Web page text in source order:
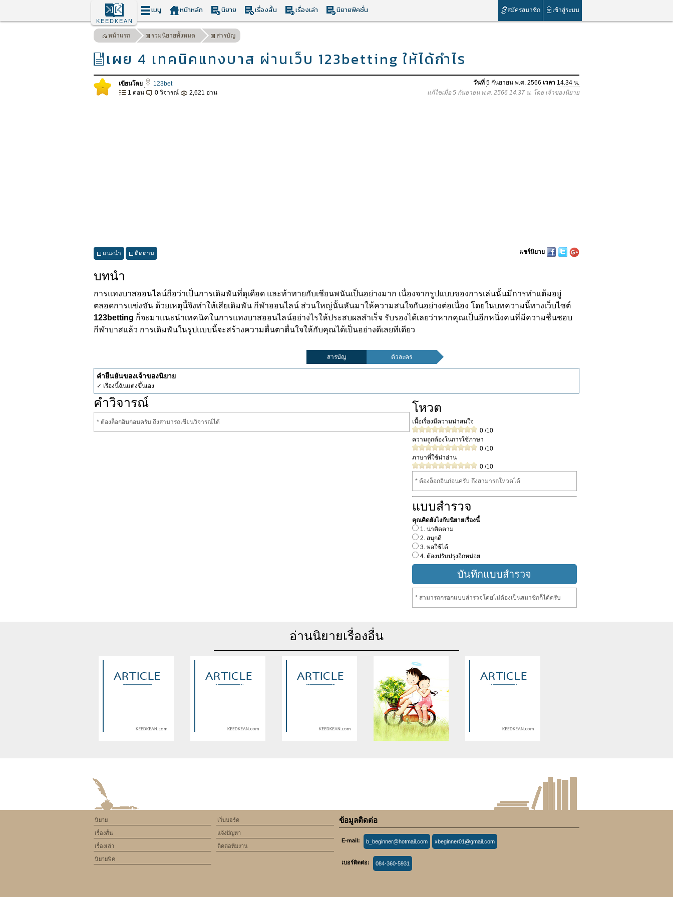
KEEDKEAN
เมนู หน้าหลัก นิยาย เรื่องสั้น เรื่องเล่า นิยายฟิคชั่น สมัครสมาชิก เข้าสู่ระบบ
หน้าแรก รวมนิยายทั้งหมด สารบัญ
เผย 4 เทคนิคแทงบาส ผ่านเว็บ 123betting ให้ได้กำไร
- เขียนโดย 123bet วันที่ 5 กันยายน พ.ศ. 2566 เวลา 14.34 น.
1 ตอน
0 วิจารณ์ 2,621 อ่าน แก้ไขเมื่อ 5 กันยายน พ.ศ. 2566 14.37 น. โดย เจ้าของนิยาย
แนะนำ ติดตาม แชร์นิยาย
บทนำ
การแทงบาสออนไลน์ถือว่าเป็นการเดิมพันที่ดุเดือด และท้าทายกับเซียนพนันเป็นอย่างมาก เนื่องจากรูปแบบของการเล่นนั้นมีการทำแต้มอยู่
ตลอดการแข่งขัน ด้วยเหตุนี้จึงทำให้เสียเดิมพัน กีฬาออนไลน์ ส่วนใหญ่นั้นหันมาให้ความสนใจกันอย่างต่อเนื่อง โดยในบทความนี้ทางเว็บไซต์
123betting ก็จะมาแนะนำเทคนิคในการแทงบาสออนไลน์อย่างไรให้ประสบผลสำเร็จ รับรองได้เลยว่าหากคุณเป็นอีกหนึ่งคนที่มีความชื่นชอบ
กีฬาบาสแล้ว การเดิมพันในรูปแบบนี้จะสร้างความตื่นตาตื่นใจให้กับคุณได้เป็นอย่างดีเลยทีเดียว
สารบัญ ตัวละคร
คำยืนยันของเจ้าของนิยาย
✓ เรื่องนี้ฉันแต่งขึ้นเอง
คำวิจารณ์
* ต้องล็อกอินก่อนครับ ถึงสามารถเขียนวิจารณ์ได้
โหวต
เนื้อเรื่องมีความน่าสนใจ
0/10
ความถูกต้องในการใช้ภาษา
0/10
ภาษาที่ใช้น่าอ่าน
0/10
* ต้องล็อกอินก่อนครับ ถึงสามารถโหวดได้
แบบสำรวจ
คุณคิดยังไงกับนิยายเรื่องนี้
1. น่าติดตาม
2. สนุกดี
3. พอใช้ได้
4. ต้องปรับปรุงอีกหน่อย
* สามารถกรอกแบบสำรวจโดยไม่ต้องเป็นสมาชิกก็ได้ครับ
อ่านนิยายเรื่องอื่น
assumed 'article_topic' (this
will throw an Error in a future
/home/keedkean/domains/keedkean.com/public_html/include/article/show.php
(Y)X(Y) หนุ่มยูริตัวร้าย ปะทะ
สาววายตัวยุ่ง
on line534
พรมลิขิต
/home/keedkean/domains/keedkean.com/public_html/include/article/show.php
เเปลงโฉลมรักเพื่อนายนะ
/home/keedkean/domains/keedkean.com/public_html/include/article/show.php
สวนด
will throw an Error in a future
/home/keedkean/domains/keedkean.com/public_html/include/
Life Me!การเดิมพันครั้งนี้มันมี
นายเป็นชีวิต
เว็บบอร์ด
แจ้งปัญหา
ติดต่อทีมงาน
นิยาย
เรื่องสั้น
เรื่องเล่า
นิยายฟิค
ข้อมูลติดต่อ
E-mail: b_beginner@hotmail.com xbeginner01@gmail.com
เบอร์ติดต่อ: 084-360-5931